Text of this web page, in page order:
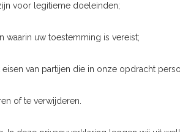
voor legitieme doeleinden;
waarin uw toestemming is vereist;
van partijen die in onze opdracht
of te verwijderen.